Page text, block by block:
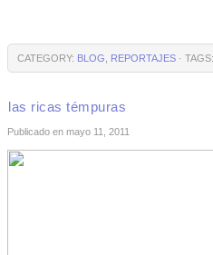
CATEGORY: BLOG REPORTAJES · TAGS:
las ricas témpuras
Publicado en mayo 11, 2011